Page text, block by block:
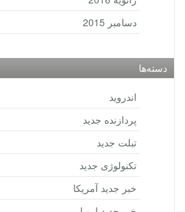
دسامبر 2015
دسته‌ها
اندروید
پردازنده جدید
تبلت جدید
تکنولوژی جدید
خبر جدید آمریکا